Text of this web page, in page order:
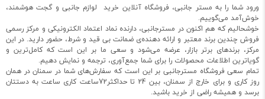
ورود شما را به مستر جانبی، فروشگاه آنلاین خرید لوازم جانبی و گجت هوشمند،
خوش‌آمد می‌گوییم.
خوشحالیم که هم اکنون در مسترجانبی، دارنده نماد اعتماد الکترونیکی و مرکز رسمی
فروش چندین برند معتبر و ارائه دهنده‌ی ضمانت بی قید و شرط، حضور دارید. در این
مرکز، برندهای برتر بازار، عرضه می‌شود و سعی ما بر این است که کامل‌ترین و
گویاترین اطلاعات محصولات را برای شما جمع‌آوری، ترجمه و نمایش دهیم.
تمام سعی فروشگاه مسترجانبی بر این است که سفارش‌های شما در سمنان در همان
روز کاری و برای خارج از سمنان، بین 24 تا حداکثر72ساعت کاری ساعت به دستتان
برسد و همیشه راضی از خرید باشید.